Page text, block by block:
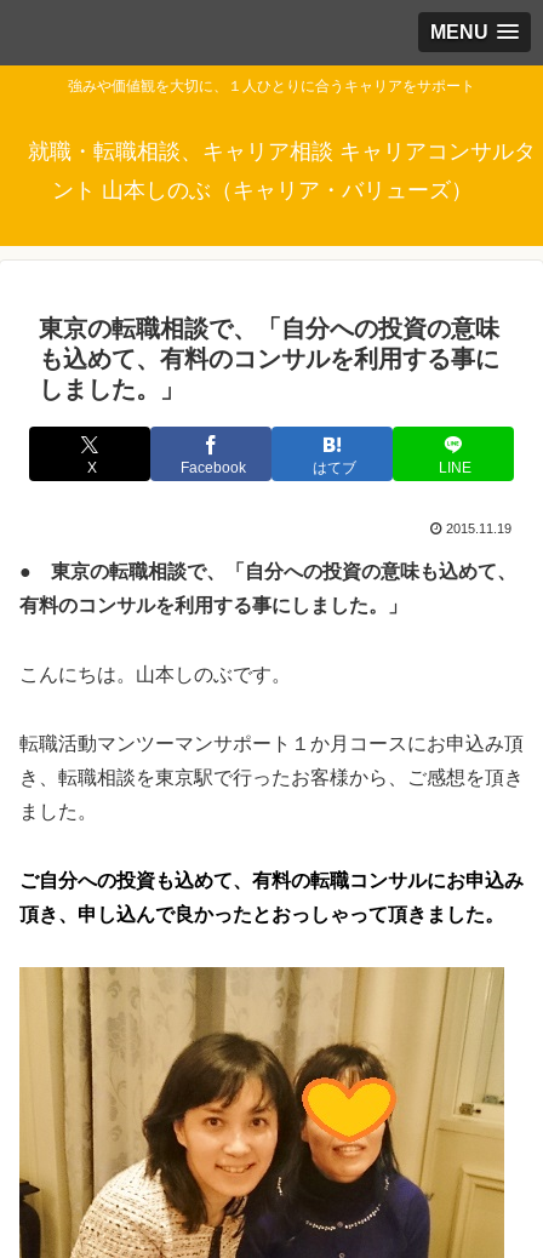
MENU
強みや価値観を大切に、１人ひとりに合うキャリアをサポート
就職・転職相談、キャリア相談 キャリアコンサルタ
ント 山本しのぶ（キャリア・バリューズ）
東京の転職相談で、「自分への投資の意味
も込めて、有料のコンサルを利用する事に
しました。」
X Facebook はてブ LINE
2015.11.19
● 東京の転職相談で、「自分への投資の意味も込めて、
有料のコンサルを利用する事にしました。」
こんにちは。山本しのぶです。
転職活動マンツーマンサポート１か月コースにお申込み頂
き、転職相談を東京駅で行ったお客様から、ご感想を頂き
ました。
ご自分への投資も込めて、有料の転職コンサルにお申込み
頂き、申し込んで良かったとおっしゃって頂きました。